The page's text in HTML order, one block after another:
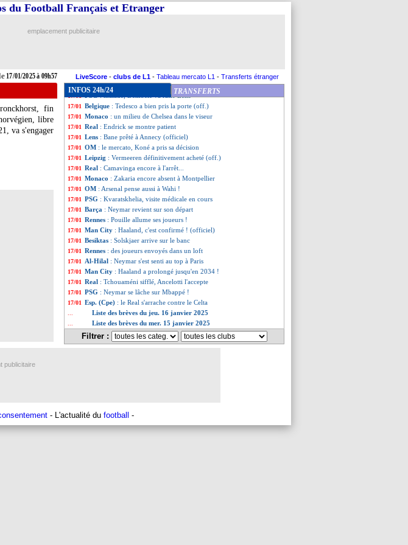
17/01/2025 à 09h57
du Football Français et Etranger
emplacement publicitaire
LiveScore - clubs de L1 - Tableau mercato L1 - Transferts étranger
fin
libre
va s'engager
INFOS 24h/24 TRANSFERTS
17/01 Feyenoord: la Juve accélère pour Hancko
17/01 OM: Rulli remplaçant en CdF, De Zerbi assume
17/01 Juve
17/01 PSG: le mercato, la réponse de Luis Enrique
17/01 Real: le geste de Mbappé, Ancelotti ne sait pas
: malade, Dembélé va rater Lens
17/01 Belgique : Tedesco a bien pris la porte (off.)
17/01 Monaco : un milieu de Chelsea dans le viseur
17/01 Real : Endrick se montre patient
17/01 Lens : Bane prêté à Annecy (officiel)
17/01 OM : le mercato, Koné a pris sa décision
17/01 Leipzig : Vermeeren définitivement acheté (off.)
17/01 Real : Camavinga encore à l'arrêt...
17/01 Monaco : Zakaria encore absent à Montpellier
17/01 OM : Arsenal pense aussi à Wahi !
17/01 PSG : Kvaratskhelia, visite médicale en cours
17/01 Barça : Neymar revient sur son départ
17/01 Rennes : Pouille allume ses joueurs !
17/01 Man City : Haaland, c'est confirmé ! (officiel)
17/01 Besiktas : Solskjaer arrive sur le banc
17/01 Rennes : des joueurs envoyés dans un loft
17/01 Al-Hilal : Neymar s'est senti au top à Paris
17/01 Man City : Haaland a prolongé jusqu'en 2034 !
17/01 Real : Tchouaméni sifflé, Ancelotti l'accepte
17/01 PSG : Neymar se lâche sur Mbappé !
17/01 Esp. (Cpe) : le Real s'arrache contre le Celta
Liste des brèves du jeu. 16 janvier 2025
Liste des brèves du mer. 15 janvier 2025
Filtrer :
publicitaire
- L'actualité du football -